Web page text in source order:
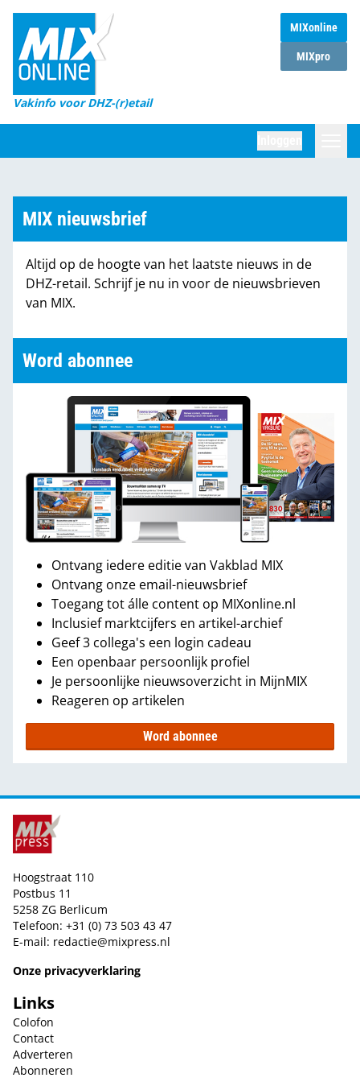
MIXonline
MIXpro
Vakinfo voor DHZ-(r)etail
Home
Magazines
DHZ Sessie
Marktcijfers
Partners
MIX nieuwsbrief
Altijd op de hoogte van het laatste nieuws in de
DHZ-retail. Schrijf je nu in voor de nieuwsbrieven
van MIX.
Word abonnee
Ontvang iedere editie van Vakblad MIX
Ontvang onze email-nieuwsbrief
Toegang tot álle content op MIXonline.nl
Inclusief marktcijfers en artikel-archief
Geef 3 collega's een login cadeau
Een openbaar persoonlijk profiel
Je persoonlijke nieuwsoverzicht in MijnMIX
Reageren op artikelen
Word abonnee
Hoogstraat 110
Postbus 11
5258 ZG Berlicum
Telefoon: +31 (0) 73 503 43 47
E-mail: redactie@mixpress.nl
Onze privacyverklaring
Links
Colofon
Contact
Adverteren
Abonneren